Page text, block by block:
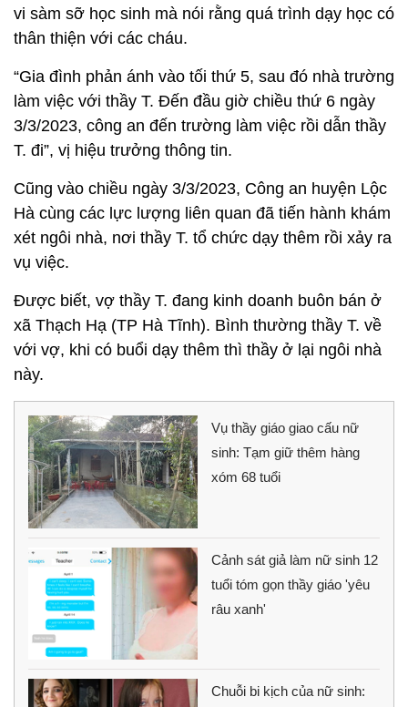
vi sàm sỡ học sinh mà nói rằng quá trình dạy học có
thân thiện với các cháu.
“Gia đình phản ánh vào tối thứ 5, sau đó nhà trường
làm việc với thầy T. Đến đầu giờ chiều thứ 6 ngày
3/3/2023, công an đến trường làm việc rồi dẫn thầy
T. đi”, vị hiệu trưởng thông tin.
Cũng vào chiều ngày 3/3/2023, Công an huyện Lộc
Hà cùng các lực lượng liên quan đã tiến hành khám
xét ngôi nhà, nơi thầy T. tổ chức dạy thêm rồi xảy ra
vụ việc.
Được biết, vợ thầy T. đang kinh doanh buôn bán ở
xã Thạch Hạ (TP Hà Tĩnh). Bình thường thầy T. về
với vợ, khi có buổi dạy thêm thì thầy ở lại ngôi nhà
này.
Vụ thầy giáo giao cấu nữ
sinh: Tạm giữ thêm hàng
xóm 68 tuổi
Cảnh sát giả làm nữ sinh 12
tuổi tóm gọn thầy giáo 'yêu
râu xanh'
Chuỗi bi kịch của nữ sinh: